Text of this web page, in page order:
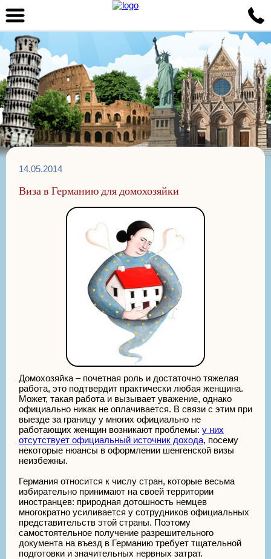
14.05.2014
Виза в Германию для домохозяйки
Домохозяйка – почетная роль и достаточно тяжелая
работа, это подтвердит практически любая женщина.
Может, такая работа и вызывает уважение, однако
официально никак не оплачивается. В связи с этим при
выезде за границу у многих официально не
работающих женщин возникают проблемы: у них
отсутствует официальный источник дохода, посему
некоторые нюансы в оформлении шенгенской визы
неизбежны.
Германия относится к числу стран, которые весьма
избирательно принимают на своей территории
иностранцев: природная дотошность немцев
многократно усиливается у сотрудников официальных
представительств этой страны. Поэтому
самостоятельное получение разрешительного
документа на въезд в Германию требует тщательной
подготовки и значительных нервных затрат.